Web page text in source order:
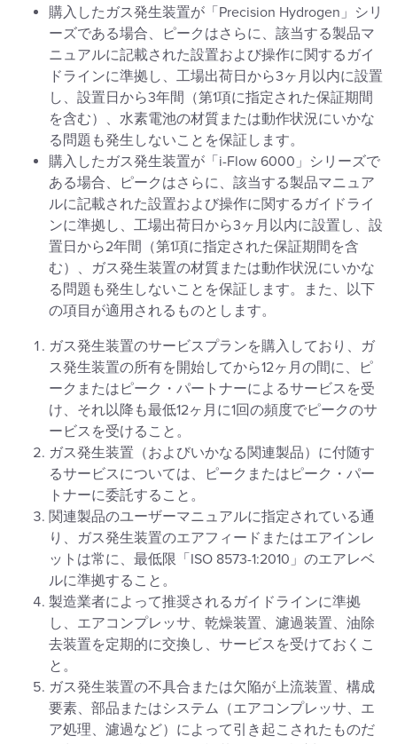
購入したガス発生装置が「Precision Hydrogen」シリ
ーズである場合、ピークはさらに、該当する製品マ
ニュアルに記載された設置および操作に関するガイ
ドラインに準拠し、工場出荷日から3ヶ月以内に設置
し、設置日から3年間（第1項に指定された保証期間
を含む）、水素電池の材質または動作状況にいかな
る問題も発生しないことを保証します。
購入したガス発生装置が「i-Flow 6000」シリーズで
ある場合、ピークはさらに、該当する製品マニュア
ルに記載された設置および操作に関するガイドライ
ンに準拠し、工場出荷日から3ヶ月以内に設置し、設
置日から2年間（第1項に指定された保証期間を含
む）、ガス発生装置の材質または動作状況にいかな
る問題も発生しないことを保証します。また、以下
の項目が適用されるものとします。
ガス発生装置のサービスプランを購入しており、ガ
ス発生装置の所有を開始してから12ヶ月の間に、ピ
ークまたはピーク・パートナーによるサービスを受
け、それ以降も最低12ヶ月に1回の頻度でピークのサ
ービスを受けること。
ガス発生装置（およびいかなる関連製品）に付随す
るサービスについては、ピークまたはピーク・パー
トナーに委託すること。
関連製品のユーザーマニュアルに指定されている通
り、ガス発生装置のエアフィードまたはエアインレ
ットは常に、最低限「ISO 8573-1:2010」のエアレベ
ルに準拠すること。
製造業者によって推奨されるガイドラインに準拠
し、エアコンプレッサ、乾燥装置、濾過装置、油除
去装置を定期的に交換し、サービスを受けておくこ
と。
ガス発生装置の不具合または欠陥が上流装置、構成
要素、部品またはシステム（エアコンプレッサ、エ
ア処理、濾過など）によって引き起こされたものだ